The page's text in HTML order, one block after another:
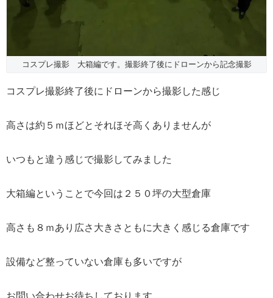
コスプレ撮影 大箱編です。撮影終了後にドローンから記念撮影
コスプレ撮影終了後にドローンから撮影した感じ
高さは約５ｍほどとそれほそ高くありませんが
いつもと違う感じで撮影してみました
大箱編ということで今回は２５０坪の大型倉庫
高さも８ｍあり広さ大きさともに大きく感じる倉庫です
設備など整っていない倉庫も多いですが
お問い合わせお待ちしております